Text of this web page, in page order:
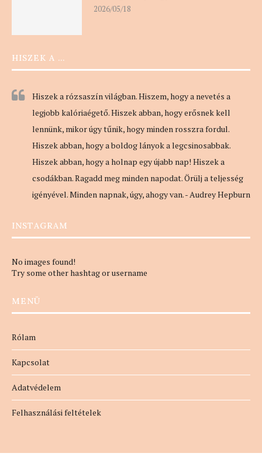
2026/05/18
HISZEK A …
Hiszek a rózsaszín világban. Hiszem, hogy a nevetés a
legjobb kalóriaégető. Hiszek abban, hogy erősnek kell
lennünk, mikor úgy tűnik, hogy minden rosszra fordul.
Hiszek abban, hogy a boldog lányok a legcsinosabbak.
Hiszek abban, hogy a holnap egy újabb nap! Hiszek a
csodákban. Ragadd meg minden napodat. Örülj a teljesség
igényével. Minden napnak, úgy, ahogy van. - Audrey Hepburn
INSTAGRAM
No images found!
Try some other hashtag or username
MENÜ
Rólam
Kapcsolat
Adatvédelem
Felhasználási feltételek